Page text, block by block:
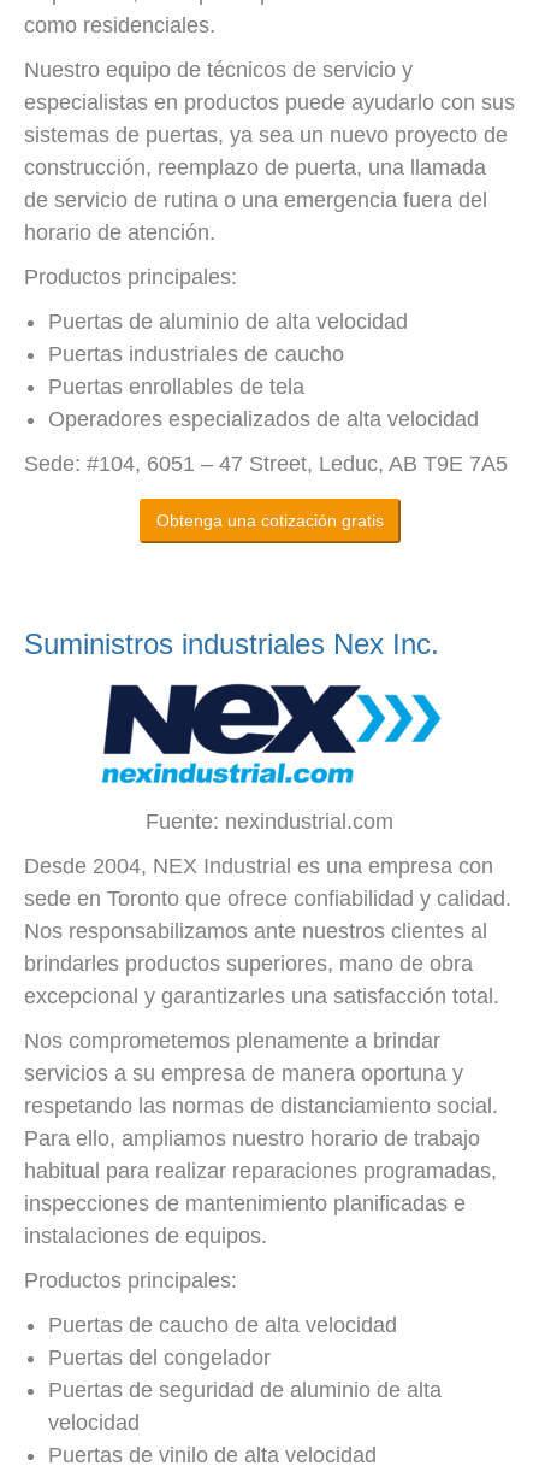
como residenciales.
Nuestro equipo de técnicos de servicio y
especialistas en productos puede ayudarlo con sus
sistemas de puertas, ya sea un nuevo proyecto de
construcción, reemplazo de puerta, una llamada
de servicio de rutina o una emergencia fuera del
horario de atención.
Productos principales:
Puertas de aluminio de alta velocidad
Puertas industriales de caucho
Puertas enrollables de tela
Operadores especializados de alta velocidad
Sede: #104, 6051 – 47 Street, Leduc, AB T9E 7A5
Obtenga una cotización gratis
Suministros industriales Nex Inc.
Fuente: nexindustrial.com
Desde 2004, NEX Industrial es una empresa con
sede en Toronto que ofrece confiabilidad y calidad.
Nos responsabilizamos ante nuestros clientes al
brindarles productos superiores, mano de obra
excepcional y garantizarles una satisfacción total.
Nos comprometemos plenamente a brindar
servicios a su empresa de manera oportuna y
respetando las normas de distanciamiento social.
Para ello, ampliamos nuestro horario de trabajo
habitual para realizar reparaciones programadas,
inspecciones de mantenimiento planificadas e
instalaciones de equipos.
Productos principales:
Puertas de caucho de alta velocidad
Puertas del congelador
Puertas de seguridad de aluminio de alta
velocidad
Puertas de vinilo de alta velocidad